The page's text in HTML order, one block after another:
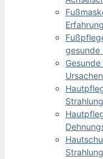
gesunde
Ursachen
Strahlung